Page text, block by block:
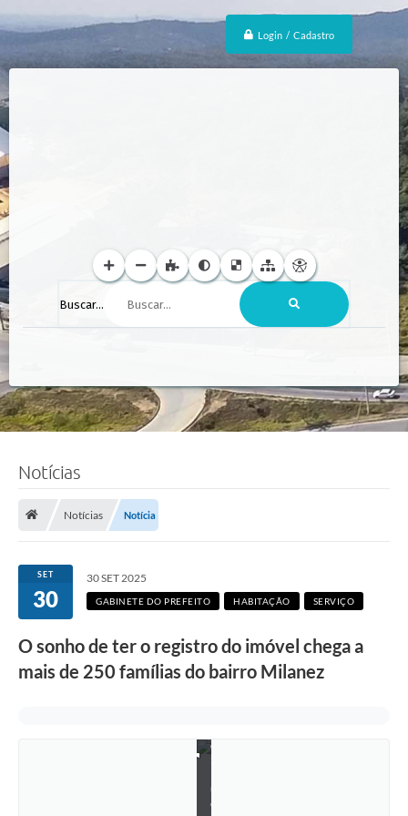
Login / Cadastro
Buscar...
Notícias
Notícias Notícia
SET
30
30 SET 2025
GABINETE DO PREFEITO HABITAÇÃO SERVIÇO
O sonho de ter o registro do imóvel chega a
mais de 250 famílias do bairro Milanez
o
u
c